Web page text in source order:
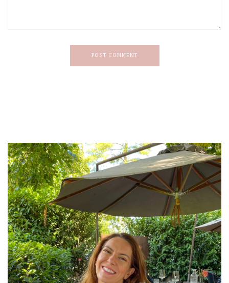
POST COMMENT